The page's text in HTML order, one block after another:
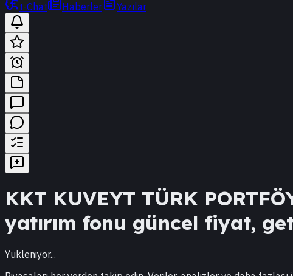
t-Chat Haberler Yazılar
KKT KUVEYT TÜRK
yatırım fonu güncel fiyat,
Yukleniyor...